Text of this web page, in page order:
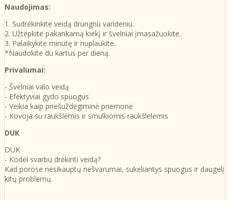
Naudojimas:
1. Sudrėkinkite veidą drungnu vandeniu.
2. Užtepkite pakankamą kiekį ir švelniai įmasažuokite.
3. Palaikykite minutę ir nuplaukite.
*Naudokite du kartus per dieną.
Privalumai:
- Švelniai valo veidą
- Efektyviai gydo spuogus
- Veikia kaip priešuždegiminė priemonė
- Kovoja su raukšlėmis ir smulkiomis raukšlelėmis
DUK
DUK
- Kodėl svarbu drėkinti veidą?
Kad porose nesikauptų nešvarumai, sukeliantys spuogus ir daugelį
kitų problemų.